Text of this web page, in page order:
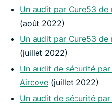
Un audit par Cure53
(août 2022)
Un audit par Cure53 de
(juillet 2022)
Un audit de sécurité
Aircove (juillet 2022)
Un audit de sécurité